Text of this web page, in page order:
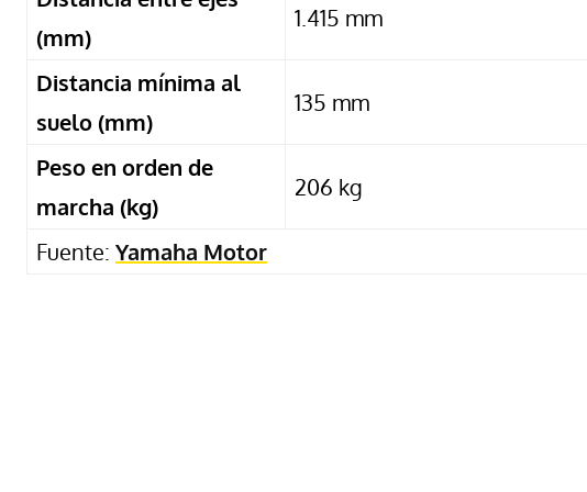
(mm)
1.415 mm
Distancia mínima al
suelo (mm)
135 mm
Peso en orden de
marcha (kg)
206 kg
Fuente: Yamaha Motor